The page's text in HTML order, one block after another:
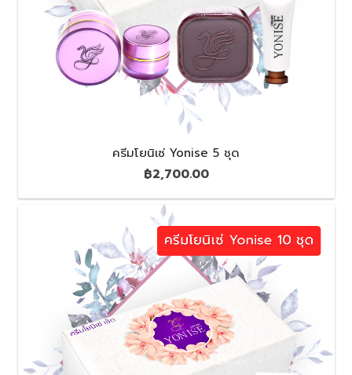
ครีมโยนิเซ่ Yonise 5 ชุด
฿2,700.00